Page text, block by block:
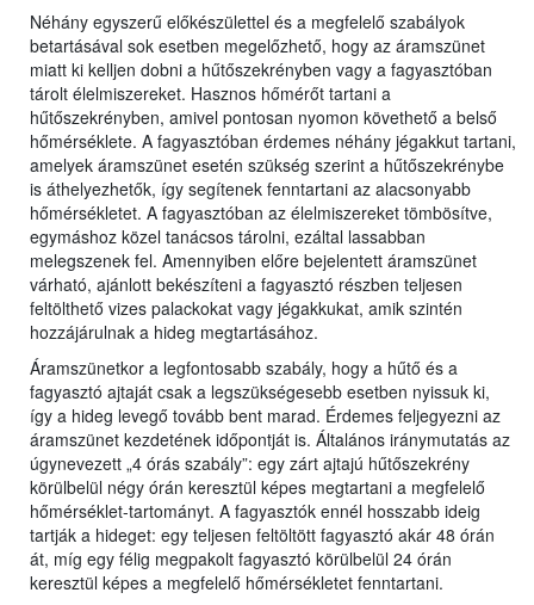
Néhány egyszerű előkészülettel és a megfelelő szabályok
betartásával sok esetben megelőzhető, hogy az áramszünet
miatt ki kelljen dobni a hűtőszekrényben vagy a fagyasztóban
tárolt élelmiszereket. Hasznos hőmérőt tartani a
hűtőszekrényben, amivel pontosan nyomon követhető a belső
hőmérséklete. A fagyasztóban érdemes néhány jégakkut tartani,
amelyek áramszünet esetén szükség szerint a hűtőszekrénybe
is áthelyezhetők, így segítenek fenntartani az alacsonyabb
hőmérsékletet. A fagyasztóban az élelmiszereket tömbösítve,
egymáshoz közel tanácsos tárolni, ezáltal lassabban
melegszenek fel. Amennyiben előre bejelentett áramszünet
várható, ajánlott bekészíteni a fagyasztó részben teljesen
feltölthető vizes palackokat vagy jégakkukat, amik szintén
hozzájárulnak a hideg megtartásához.
Áramszünetkor a legfontosabb szabály, hogy a hűtő és a
fagyasztó ajtaját csak a legszükségesebb esetben nyissuk ki,
így a hideg levegő tovább bent marad. Érdemes feljegyezni az
áramszünet kezdetének időpontját is. Általános iránymutatás az
úgynevezett „4 órás szabály”: egy zárt ajtajú hűtőszekrény
körülbelül négy órán keresztül képes megtartani a megfelelő
hőmérséklet-tartományt. A fagyasztók ennél hosszabb ideig
tartják a hideget: egy teljesen feltöltött fagyasztó akár 48 órán
át, míg egy félig megpakolt fagyasztó körülbelül 24 órán
keresztül képes a megfelelő hőmérsékletet fenntartani.